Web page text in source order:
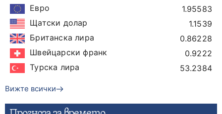
Евро
1.95583
Щатски долар
1.1539
Британска лира
0.86228
Швейцарски франк
0.9222
Турска лира
53.2384
Вижте всички